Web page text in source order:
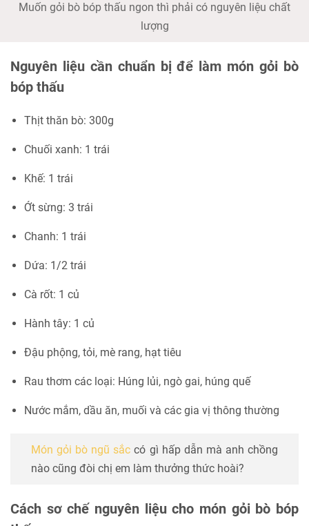
Muốn gỏi bò bóp thấu ngon thì phải có nguyên liệu chất
lượng
Nguyên liệu cần chuẩn bị để làm món gỏi bò
bóp thấu
Thịt thăn bò: 300g
Chuối xanh: 1 trái
Khế: 1 trái
Ớt sừng: 3 trái
Chanh: 1 trái
Dứa: 1/2 trái
Cà rốt: 1 củ
Hành tây: 1 củ
Đậu phộng, tỏi, mè rang, hạt tiêu
Rau thơm các loại: Húng lủi, ngò gai, húng quế
Nước mắm, dầu ăn, muối và các gia vị thông thường
Món gỏi bò ngũ sắc có gì hấp dẫn mà anh chồng
nào cũng đòi chị em làm thưởng thức hoài?
Cách sơ chế nguyên liệu cho món gỏi bò bóp